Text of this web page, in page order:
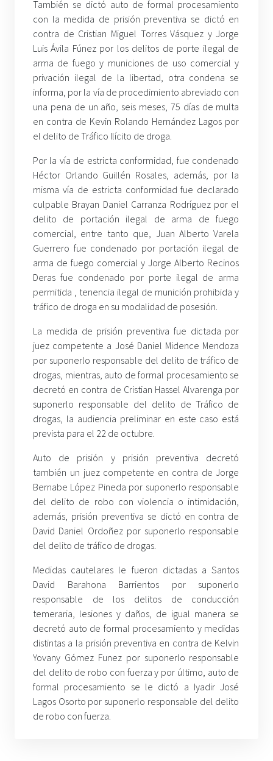
También se dictó auto de formal procesamiento
con la medida de prisión preventiva se dictó en
contra de Cristian Miguel Torres Vásquez y Jorge
Luis Ávila Fúnez por los delitos de porte ilegal de
arma de fuego y municiones de uso comercial y
privación ilegal de la libertad, otra condena se
informa, por la vía de procedimiento abreviado con
una pena de un año, seis meses, 75 días de multa
en contra de Kevin Rolando Hernández Lagos por
el delito de Tráfico Ilícito de droga.
Por la vía de estricta conformidad, fue condenado
Héctor Orlando Guillén Rosales, además, por la
misma vía de estricta conformidad fue declarado
culpable Brayan Daniel Carranza Rodríguez por el
delito de portación ilegal de arma de fuego
comercial, entre tanto que, Juan Alberto Varela
Guerrero fue condenado por portación ilegal de
arma de fuego comercial y Jorge Alberto Recinos
Deras fue condenado por porte ilegal de arma
permitida , tenencia ilegal de munición prohibida y
tráfico de droga en su modalidad de posesión.
La medida de prisión preventiva fue dictada por
juez competente a José Daniel Midence Mendoza
por suponerlo responsable del delito de tráfico de
drogas, mientras, auto de formal procesamiento se
decretó en contra de Cristian Hassel Alvarenga por
suponerlo responsable del delito de Tráfico de
drogas, la audiencia preliminar en este caso está
prevista para el 22 de octubre.
Auto de prisión y prisión preventiva decretó
también un juez competente en contra de Jorge
Bernabe López Pineda por suponerlo responsable
del delito de robo con violencia o intimidación,
además, prisión preventiva se dictó en contra de
David Daniel Ordoñez por suponerlo responsable
del delito de tráfico de drogas.
Medidas cautelares le fueron dictadas a Santos
David Barahona Barrientos por suponerlo
responsable de los delitos de conducción
temeraria, lesiones y daños, de igual manera se
decretó auto de formal procesamiento y medidas
distintas a la prisión preventiva en contra de Kelvin
Yovany Gómez Funez por suponerlo responsable
del delito de robo con fuerza y por último, auto de
formal procesamiento se le dictó a Iyadir José
Lagos Osorto por suponerlo responsable del delito
de robo con fuerza.